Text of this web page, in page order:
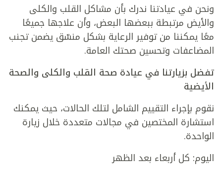
ونحن في عيادتنا ندرك بأن مشاكل القلب والكلى
والأيض مرتبطة ببعضها البعض، وأن علاجها جميعًا
معًا يمكننا من توفير الرعاية بشكل منسّق يضمن تجنب
المضاعفات وتحسين صحتك العامة.
تفضل بزيارتنا في عيادة صحة القلب والكلى والصحة
الأيضية
نقوم بإجراء التقييم الشامل لتلك الحالات، حيث يمكنك
استشارة المختصين في مجالات متعددة خلال زيارة
الواحدة.
اليوم: كل أربعاء بعد الظهر